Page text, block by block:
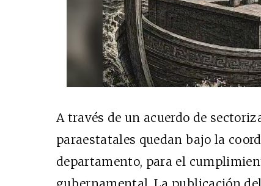
A través de un acuerdo de
paraestatales quedan bajo la
departamento, para el